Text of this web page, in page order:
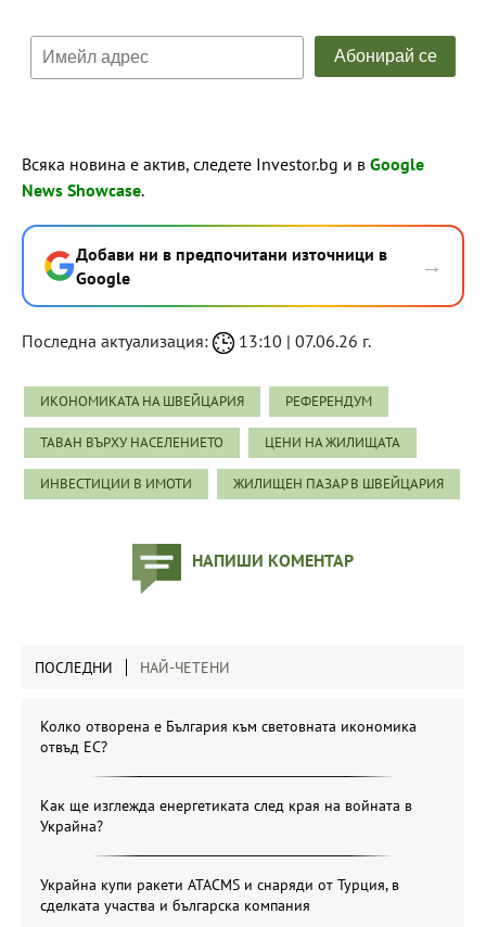
Всяка новина е актив, следете Investor.bg и в Google
News Showcase.
Добави ни в предпочитани източници в
Google
→
Последна актуализация: 13:10 | 07.06.26 г.
ИКОНОМИКАТА НА ШВЕЙЦАРИЯ РЕФЕРЕНДУМ
ТАВАН ВЪРХУ НАСЕЛЕНИЕТО ЦЕНИ НА ЖИЛИЩАТА
ИНВЕСТИЦИИ В ИМОТИ ЖИЛИЩЕН ПАЗАР В ШВЕЙЦАРИЯ
НАПИШИ КОМЕНТАР
ПОСЛЕДНИ НАЙ-ЧЕТЕНИ
Колко отворена е България към световната икономика
отвъд ЕС?
Как ще изглежда енергетиката след края на войната в
Украйна?
Украйна купи ракети ATACMS и снаряди от Турция, в
сделката участва и българска компания